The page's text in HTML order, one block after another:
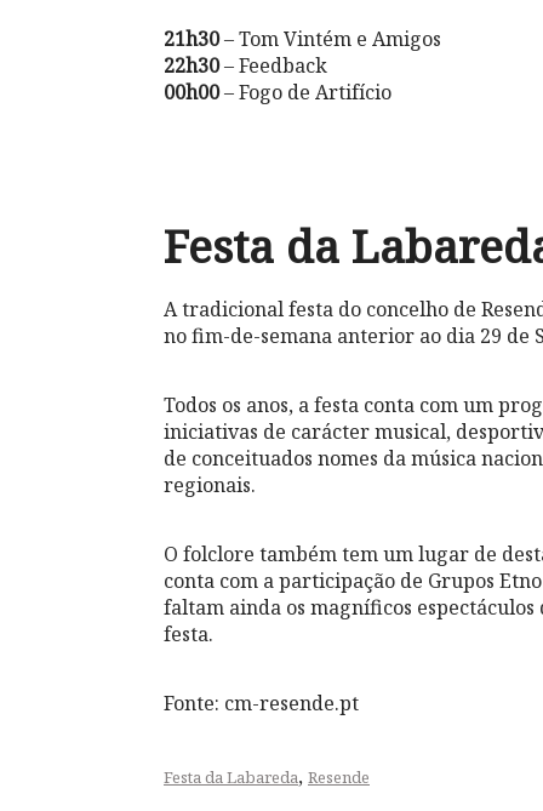
21h30– Tom Vintém e Amigos
22h30– Feedback
00h00– Fogo de Artifício
Festa da
A tradicional festa do concelho de
no fim-de-semana anterior ao dia 29 de
Todos os anos, a festa conta com um
iniciativas de carácter musical,
de conceituados nomes da música
regionais.
O folclore também tem um lugar de
conta com a participação de Grupos
faltam ainda os magníficos
festa.
Fonte: cm-resende.pt
Festa da Labareda, Resende